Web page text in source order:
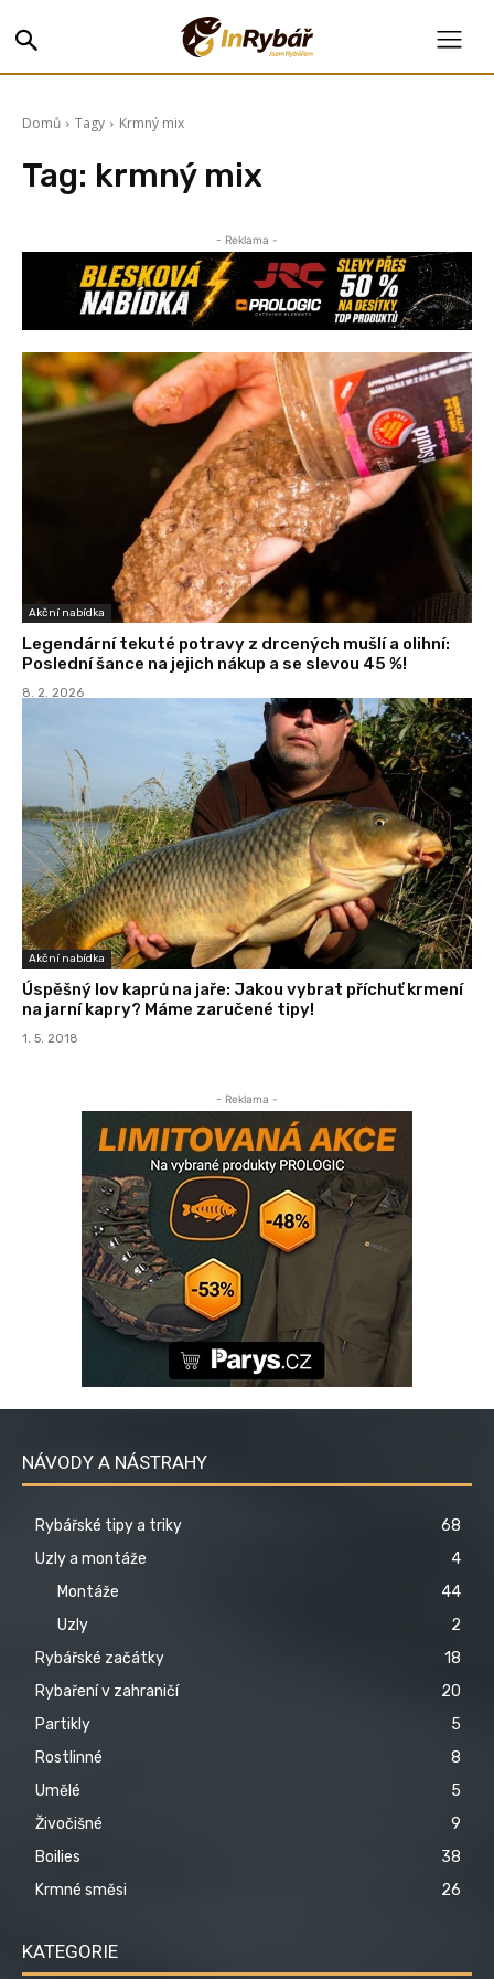
Domů Tagy Krmný mix
Tag: krmný mix
- Reklama -
Akční nabídka
Legendární tekuté potravy z drcených mušlí a olihní:
Poslední šance na jejich nákup a se slevou 45 %!
8. 2. 2026
Akční nabídka
Úspěšný lov kaprů na jaře: Jakou vybrat příchuť krmení
na jarní kapry? Máme zaručené tipy!
1. 5. 2018
- Reklama -
NÁVODY A NÁSTRAHY
Rybářské tipy a triky
68
Uzly a montáže
4
Montáže
44
Uzly
2
Rybářské začátky
18
Rybaření v zahraničí
20
Partikly
5
Rostlinné
8
Umělé
5
Živočišné
9
Boilies
38
Krmné směsi
26
KATEGORIE